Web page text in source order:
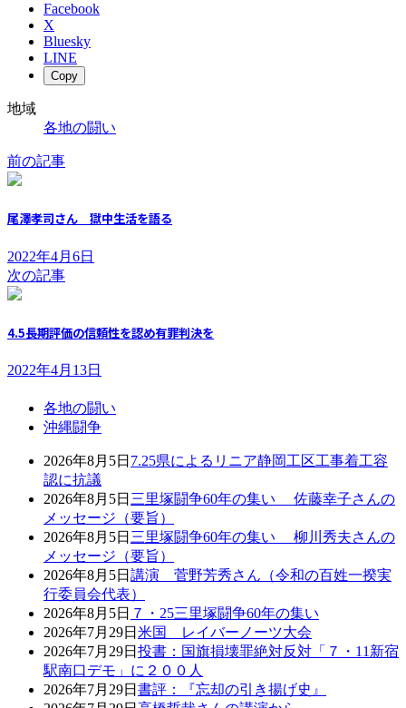
Facebook
X
Bluesky
LINE
Copy
地域
各地の闘い
前の記事
尾澤孝司さん 獄中生活を語る
2022年4月6日
次の記事
4.5長期評価の信頼性を認め有罪判決を
2022年4月13日
各地の闘い
沖縄闘争
2026年8月5日 7.25県によるリニア静岡工区工事着工容
認に抗議
2026年8月5日 三里塚闘争60年の集い 佐藤幸子さんの
メッセージ（要旨）
2026年8月5日 三里塚闘争60年の集い 柳川秀夫さんの
メッセージ（要旨）
2026年8月5日 講演 菅野芳秀さん（令和の百姓一揆実
行委員会代表）
2026年8月5日 ７・25三里塚闘争60年の集い
2026年7月29日 米国 レイバーノーツ大会
2026年7月29日 投書：国旗損壊罪絶対反対「７・11新宿
駅南口デモ」に２００人
2026年7月29日 書評：『忘却の引き揚げ史』